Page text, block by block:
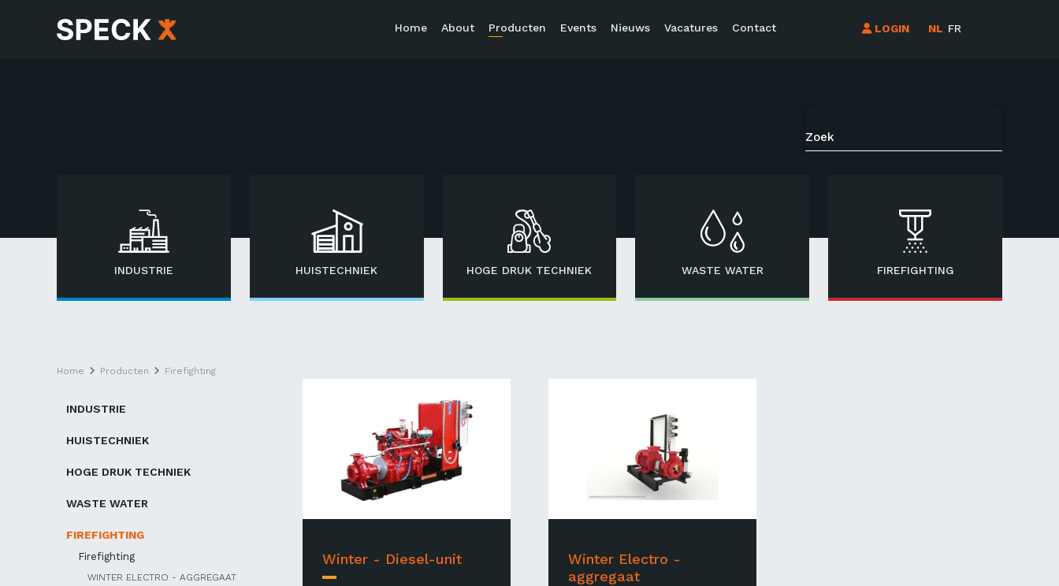
Home About Producten Events Nieuws Vacatures Contact LOGIN NL FR
INDUSTRIE HUISTECHNIEK HOGE DRUK TECHNIEK WASTE WATER FIREFIGHTING
Home Producten Firefighting
INDUSTRIE
HUISTECHNIEK
HOGE DRUK TECHNIEK
WASTE WATER
FIREFIGHTING
Firefighting
WINTER ELECTRO - AGGREGAAT
Winter - Diesel-unit
Winter Electro -
aggregaat